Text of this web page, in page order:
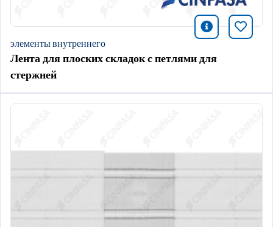
icono
элементы внутреннего
Лента для плоских складок с петлями для
стержней